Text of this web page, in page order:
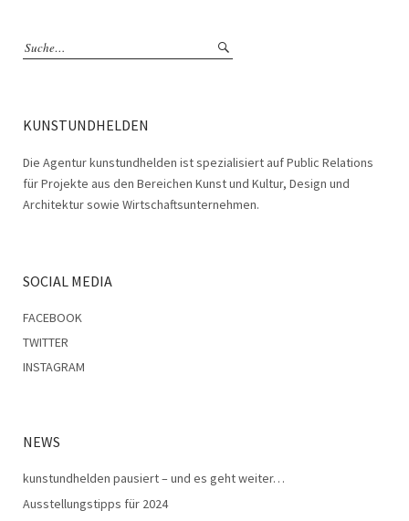
KUNSTUNDHELDEN
Die Agentur kunstundhelden ist spezialisiert auf Public Relations
für Projekte aus den Bereichen Kunst und Kultur, Design und
Architektur sowie Wirtschaftsunternehmen.
SOCIAL MEDIA
FACEBOOK
TWITTER
INSTAGRAM
NEWS
kunstundhelden pausiert – und es geht weiter…
Ausstellungstipps für 2024